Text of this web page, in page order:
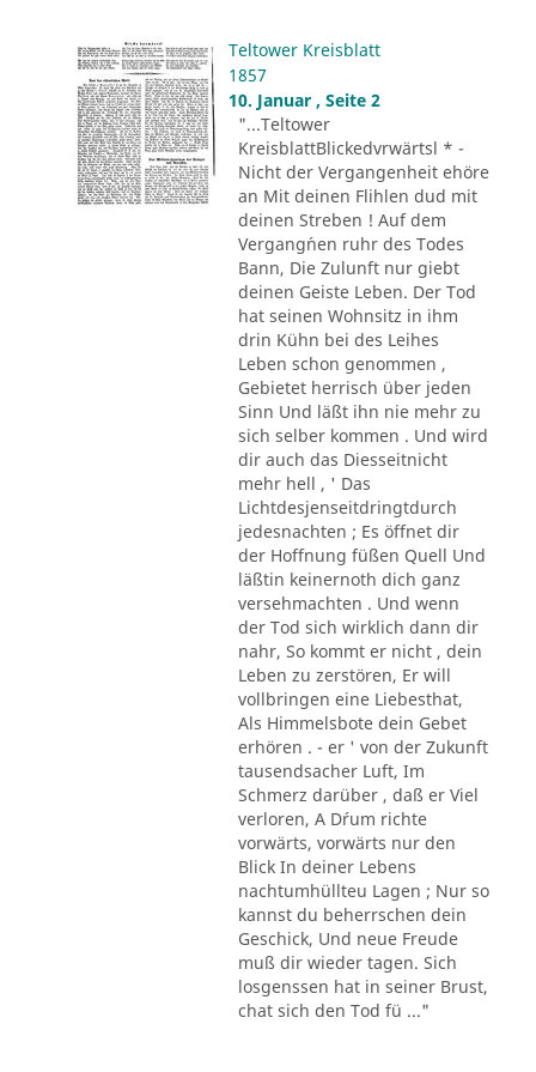
Teltower Kreisblatt
1857
10. Januar , Seite 2
"...Teltower
KreisblattBlickedvrwärtsl * -
Nicht der Vergangenheit ehöre
an Mit deinen Flihlen dud mit
deinen Streben ! Auf dem
Vergang´nen ruhr des Todes
Bann, Die Zulunft nur giebt
deinen Geiste Leben. Der Tod
hat seinen Wohnsitz in ihm
drin Kühn bei des Leihes
Leben schon genommen ,
Gebietet herrisch über jeden
Sinn Und läßt ihn nie mehr zu
sich selber kommen . Und wird
dir auch das Diesseitnicht
mehr hell , ' Das
Lichtdesjenseitdringtdurch
jedesnachten ; Es öffnet dir
der Hoffnung füßen Quell Und
läßtin keinernoth dich ganz
versehmachten . Und wenn
der Tod sich wirklich dann dir
nahr, So kommt er nicht , dein
Leben zu zerstören, Er will
vollbringen eine Liebesthat,
Als Himmelsbote dein Gebet
erhören . - er ' von der Zukunft
tausendsacher Luft, Im
Schmerz darüber , daß er Viel
verloren, A D´rum richte
vorwärts, vorwärts nur den
Blick In deiner Lebens
nachtumhüllteu Lagen ; Nur so
kannst du beherrschen dein
Geschick, Und neue Freude
muß dir wieder tagen. Sich
losgenssen hat in seiner Brust,
chat sich den Tod fü ..."